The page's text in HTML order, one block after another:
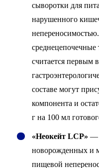
сыворотки для
нарушенного
считается
составе могут
компонента и
г на 100 мл
«Неокейт LCP» —
новорожденных и
пищевой